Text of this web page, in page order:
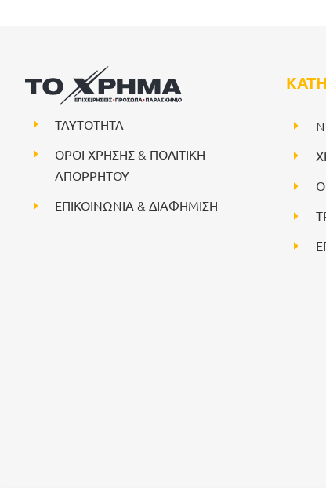
ΤΑΥΤΟΤΗΤΑ
ΟΡΟΙ ΧΡΗΣΗΣ & ΠΟΛΙΤΙΚΗ
ΑΠΟΡΡΗΤΟΥ
ΕΠΙΚΟΙΝΩΝΙΑ & ΔΙΑΦΗΜΙΣΗ